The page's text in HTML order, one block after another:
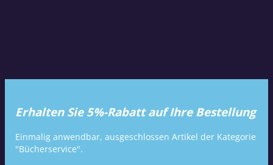
Erhalten Sie 5%-Rabatt auf Ihre Bestellung
Einmalig anwendbar, ausgeschlossen Artikel der Kategorie
"Bücherservice".